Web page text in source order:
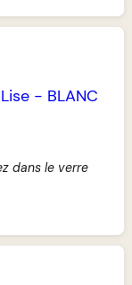
- BLANC
dans le verre